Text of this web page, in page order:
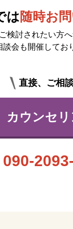
は 随時お
検討されたい方
会も開催してお
直接、ご相
カウンセリ
090-